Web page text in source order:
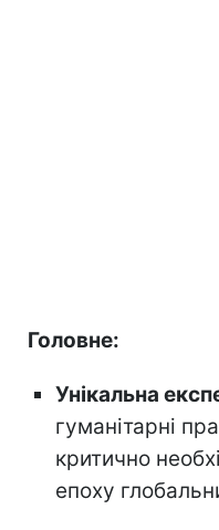
Головне:
Унікальна
гуманітарні
критично
епоху